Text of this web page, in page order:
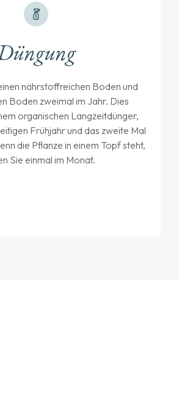
nährstoffreichen Boden und
Boden zweimal im Jahr. Dies
organischen Langzeitdünger,
Frühjahr und das zweite Mal
die Pflanze in einem Topf steht,
Sie einmal im Monat.